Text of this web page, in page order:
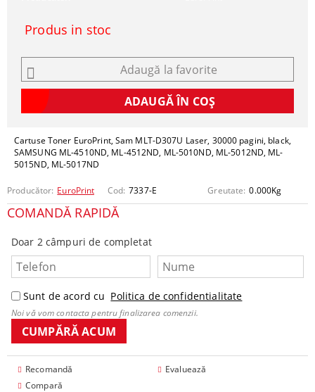
Cartuse Toner EuroPrint, Sam MLT-D307U Laser, 30000 pagini, black,
SAMSUNG ML-4510ND, ML-4512ND, ML-5010ND, ML-5012ND, ML-
5015ND, ML-5017ND
Producător: EuroPrint Cod: 7337-E Greutate: 0.000Kg
COMANDĂ RAPIDĂ
Doar 2 câmpuri de completat
Sunt de acord cu Politica de confidentialitate
Noi vă vom contacta pentru finalizarea comenzii.
Recomandă
Evaluează
Compară
Produs in stoc
Adaugă la favorite